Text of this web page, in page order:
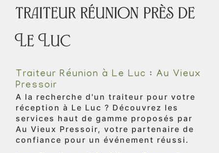
traiteur réunion près de
Le Luc
Traiteur Réunion à Le Luc : Au Vieux
Pressoir
A la recherche d'un traiteur pour votre
réception à Le Luc ? Découvrez les
services haut de gamme proposés par
Au Vieux Pressoir, votre partenaire de
confiance pour un événement réussi.